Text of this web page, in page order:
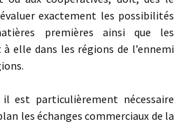
exactement les possibilités
premières ainsi que les
à elle dans les régions de l’ennemi
est particulièrement nécessaire
les échanges commerciaux de la